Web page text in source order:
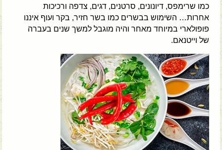
כמו שרימפס, דיונונים, סרטנים, דגים, צדפה ורכיכות
אחרות… השימוש בבשרים כמו בשר חזיר, בקר ועוף איננו
פופולארי במיוחד מאחר והיה מוגבל למשך שנים בעברה
של וייטנאם.